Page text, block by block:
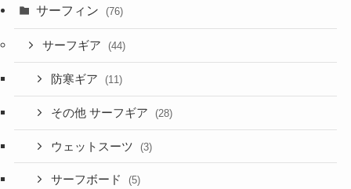
サーフィン (76)
サーフギア (44)
防寒ギア (11)
その他 サーフギア (28)
ウェットスーツ (3)
サーフボード (5)